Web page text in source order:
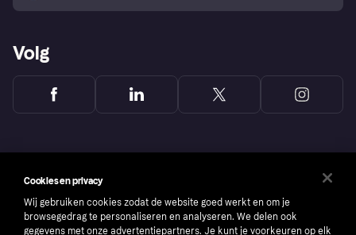
Volg
Cookies en privacy
Wij gebruiken cookies zodat de website goed werkt en om je
browsegedrag te personaliseren en analyseren. We delen ook
gegevens met onze advertentiepartners. Je kunt je voorkeuren op elk